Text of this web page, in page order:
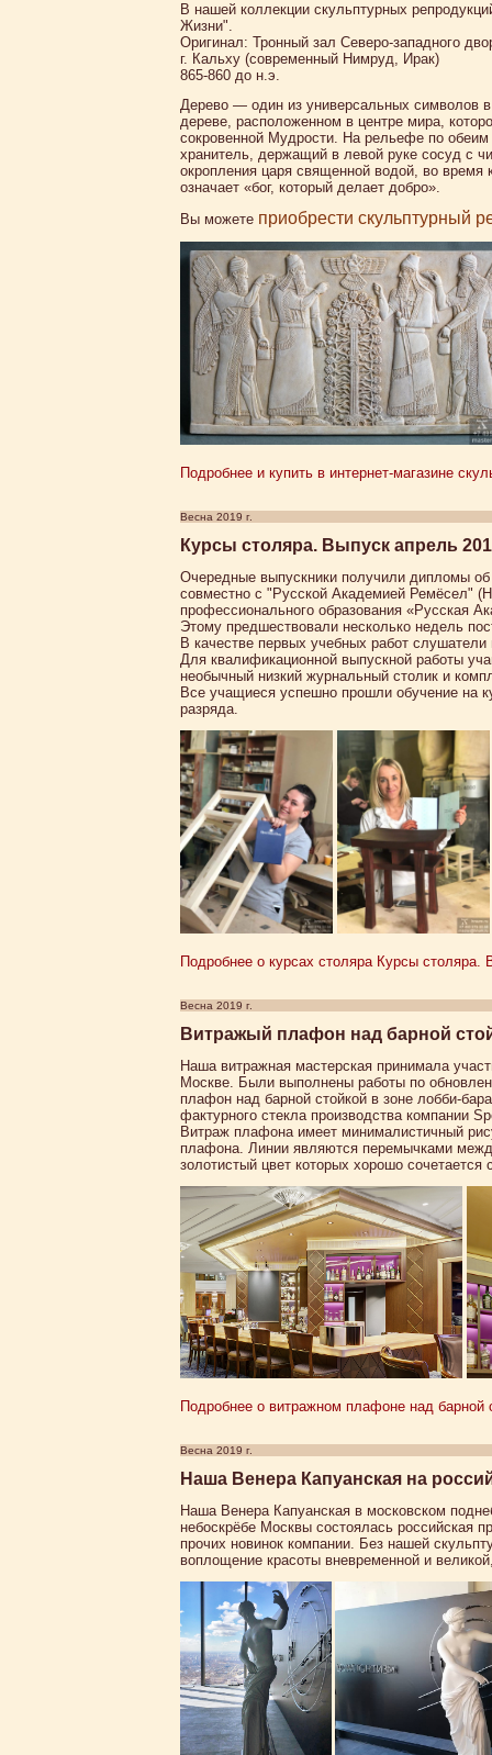
В нашей коллекции скульптурных
Жизни".
Оригинал: Тронный зал Северо-западного
г. Кальху (современный Нимруд, Ирак)
865-860 до н.э.
Дерево — один из универсальных символов
дереве, расположенном в центре мира,
сокровенной Мудрости. На рельефе по
хранитель, держащий в левой руке сосуд с
окропления царя священной водой, во
означает «бог, который делает добро».
Вы можете приобрести скульптурный
Подробнее и купить в интернет-магазине
Весна 2019 г.
Курсы столяра. Выпуск апрель
Очередные выпускники получили дипломы
совместно с "Русской Академией Ремёсел"
профессионального образования
Этому предшествовали несколько недель
В качестве первых учебных работ
Для квалификационной выпускной работы
необычный низкий журнальный столик и
Все учащиеся успешно прошли обучение на
разряда.
Подробнее о курсах столяра Курсы столяра.
Весна 2019 г.
Витражый плафон над барной
Наша витражная мастерская принимала
Москве. Были выполнены работы по
плафон над барной стойкой в зоне лобби-
фактурного стекла производства компании
Витраж плафона имеет минималистичный
плафона. Линии являются перемычками
золотистый цвет которых хорошо
Подробнее о витражном плафоне над барной
Весна 2019 г.
Наша Венера Капуанская на
Наша Венера Капуанская в московском
небоскрёбе Москвы состоялась российская
прочих новинок компании. Без нашей
воплощение красоты вневременной и